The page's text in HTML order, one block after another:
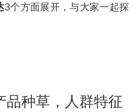
3个方面展开，与大家一起探
品种草，人群特征